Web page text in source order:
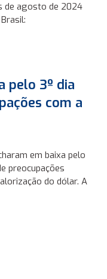
de agosto de 2024
pelo 3º dia
com a
em baixa pelo
preocupações
do dólar. A